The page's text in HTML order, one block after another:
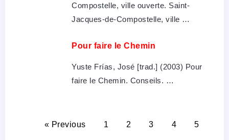
Compostelle, ville ouverte. Saint-
Jacques-de-Compostelle, ville …
Pour faire le Chemin
Yuste Frías, José [trad.] (2003) Pour
faire le Chemin. Conseils. …
« Previous 1 2 3 4 5